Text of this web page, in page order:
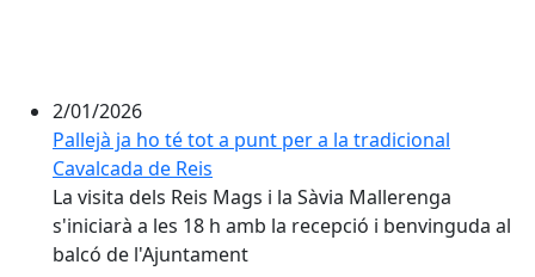
2/01/2026
Pallejà ja ho té tot a punt per a la tradicional
Cavalcada de Reis
La visita dels Reis Mags i la Sàvia Mallerenga
s'iniciarà a les 18 h amb la recepció i benvinguda al
balcó de l'Ajuntament